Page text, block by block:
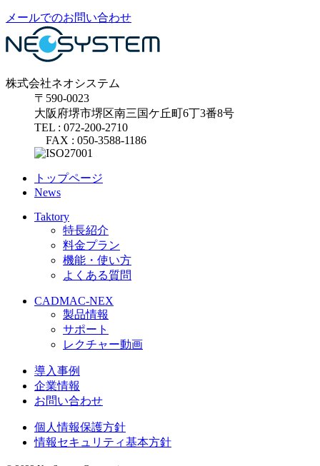
メールでのお問い合わせ
株式会社ネオシステム
〒590-0023
大阪府堺市堺区南三国ケ丘町6丁3番8号
TEL : 072-200-2710
FAX : 050-3588-1186
トップページ
News
Taktory
特長紹介
料金プラン
機能・使い方
よくある質問
CADMAC-NEX
製品情報
サポート
レクチャー動画
導入事例
企業情報
お問い合わせ
個人情報保護方針
情報セキュリティ基本方針